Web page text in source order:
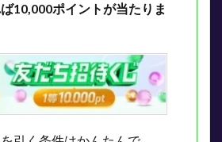
10,000ポイントが当たりま